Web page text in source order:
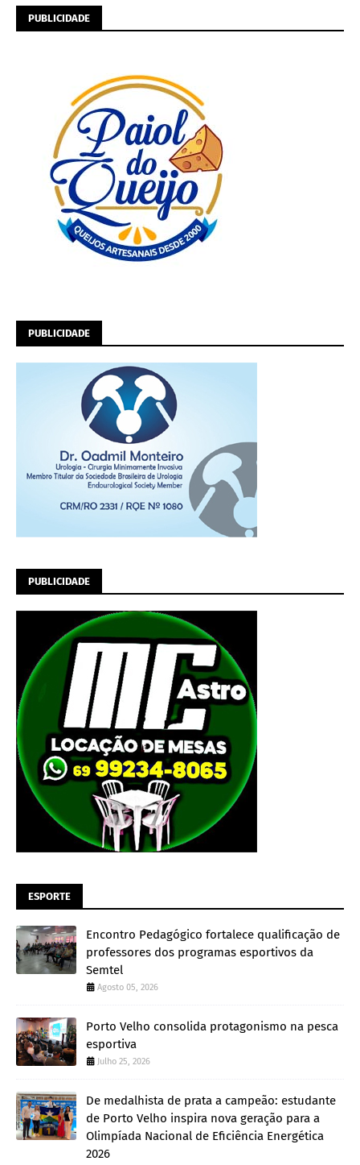
PUBLICIDADE
PUBLICIDADE
PUBLICIDADE
ESPORTE
Encontro Pedagógico fortalece qualificação de
professores dos programas esportivos da
Semtel
Agosto 05, 2026
Porto Velho consolida protagonismo na pesca
esportiva
Julho 25, 2026
De medalhista de prata a campeão: estudante
de Porto Velho inspira nova geração para a
Olimpíada Nacional de Eficiência Energética
2026